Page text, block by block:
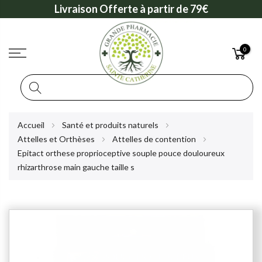
Livraison Offerte à partir de 79€
0
Accueil
Santé et produits naturels
Attelles et Orthèses
Attelles de contention
Epitact orthese proprioceptive souple pouce douloureux
rhizarthrose main gauche taille s